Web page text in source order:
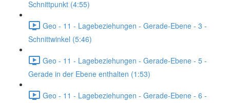
Schnittpunkt (4:55)
Geo - 11 - Lagebeziehungen - Gerade-Ebene - 3 -
Schnittwinkel (5:46)
Geo - 11 - Lagebeziehungen - Gerade-Ebene - 5 -
Gerade in der Ebene enthalten (1:53)
Geo - 11 - Lagebeziehungen - Gerade-Ebene - 6 -